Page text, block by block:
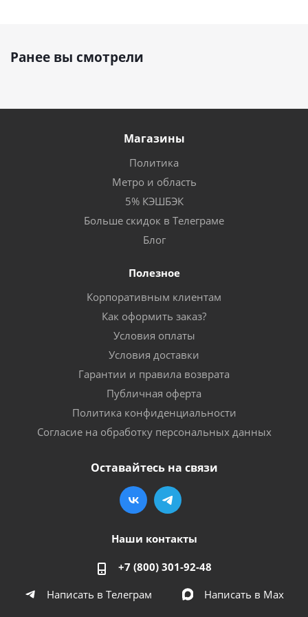
Ранее вы смотрели
Магазины
Политика
Метро и область
5% КЭШБЭК
Больше скидок в Телеграме
Блог
Полезное
Корпоративным клиентам
Как оформить заказ?
Условия оплаты
Условия доставки
Гарантии и правила возврата
Публичная оферта
Политика конфиденциальности
Согласие на обработку персональных данных
Оставайтесь на связи
Наши контакты
+7 (800) 301-92-48
Написать в Телеграм
Написать в Мах